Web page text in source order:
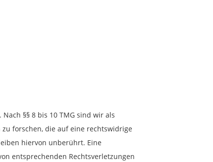
§§ 8 bis 10 TMG sind wir als
forschen, die auf eine rechtswidrige
hiervon unberührt. Eine
entsprechenden Rechtsverletzungen